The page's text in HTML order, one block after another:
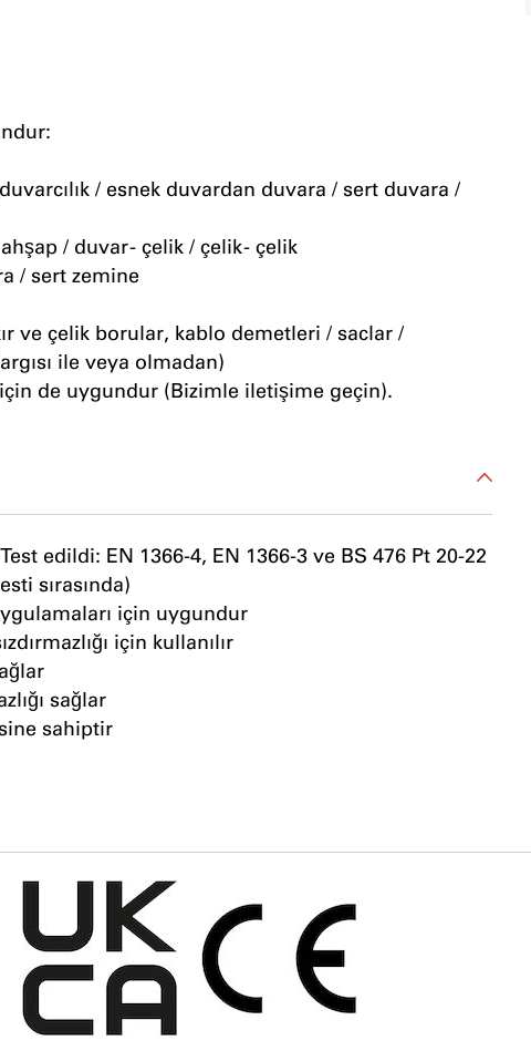
/ esnek duvardan duvara / sert duvara /
/ duvar - çelik / çelik - çelik
/ sert zemine
ve çelik borular, kablo demetleri / saclar /
ile veya olmadan)
de uygundur (Bizimle iletişime geçin).
edildi: EN 1366-4, EN 1366-3 ve BS 476 Pt 20-22
sırasında)
için uygundur
için kullanılır
sağlar
sahiptir